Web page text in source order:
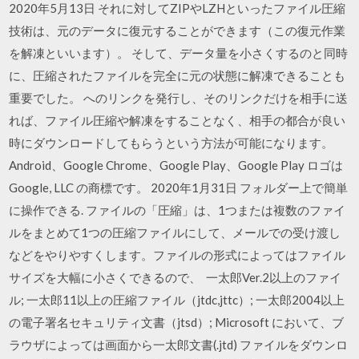
2020年5月13日 それに対してZIPやLZHといったファイル圧縮
技術は、元のデータに復元することができます（この復元作業
を解凍といいます）。 そして、データ量を小さくするのと同時
に、圧縮されたファイルを完全に元の状態に解凍できることも
重要でした。 へのリンクを発行し、そのリンクだけを相手に送
れば、ファイル圧縮や解凍をすることなく、相手の都合が良い
時にダウンロードしてもらうという方法が可能になります。
Android、Google Chrome、Google Play、Google Play ロゴは
Google, LLC の商標です。 2020年1月31日 フォルダー上で簡単
に操作できる. ファイルの「圧縮」は、1つまたは複数のファイ
ルをまとめて1つの圧縮ファイルにして、メールでの受け渡し
などをやりやすくします。ファイルの形式によってはファイル
サイズを大幅に小さくできるので、 一太郎Ver.2以上のファイ
ル; 一太郎11以上の圧縮ファイル（jtdc,jttc）; 一太郎2004以上
の電子署名セキュリティ文書（jtsd）; Microsoft において、ブ
ラウザによっては画面から一太郎文書(.jtd) ファイルをダウンロ